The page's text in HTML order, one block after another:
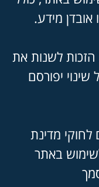
מידע.
לשנות את
יפורסם
לחוקי מדינת
באתר